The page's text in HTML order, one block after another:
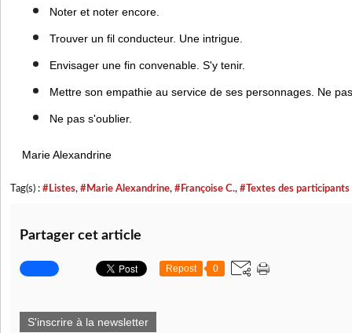
Noter et noter encore.
Trouver un fil conducteur. Une intrigue.
Envisager une fin convenable. S'y tenir.
Mettre son empathie au service de ses personnages. Ne
Ne pas s'oublier.
Marie Alexandrine
Tag(s) : #Listes, #Marie Alexandrine, #Françoise C., #Textes des participants
Partager cet article
Repost 0
S'inscrire à la newsletter